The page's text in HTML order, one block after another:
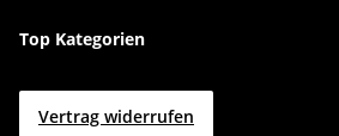
Top Kategorien
Vertrag widerrufen